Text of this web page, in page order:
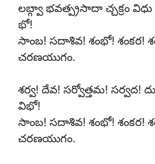
లబ్గ్వా భవత్ప్రసాదా చ్చక్రం
భో!
సాంబ! సదాశివ! శంభో! శంకర!
చరణయుగం.
శర్వ! దేవ! సర్వోత్తమ! సర్వద!
విభో!
సాంబ! సదాశివ! శంభో! శంకర!
చరణయుగం.